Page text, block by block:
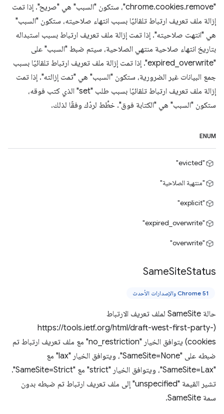
"chrome.cookies.remove"، ستكون "السبب" هي "صريح". إذا تمت
إزالة ملف تعريف ارتباط تلقائيًا بسبب انتهاء صلاحيته، ستكون "السبب"
هي "انتهت صلاحيته". إذا تمت إزالة ملف تعريف ارتباط بسبب استبداله
بتاريخ انتهاء صلاحية منتهي الصلاحية، سيتم ضبط "السبب" على
"expired_overwrite". إذا تمت إزالة ملف تعريف ارتباط تلقائيًا بسبب
جمع البيانات غير الضرورية، ستكون "السبب" هي "تمت إزالته". إذا تمت
إزالة ملف تعريف ارتباط تلقائيًا بسبب طلب "set" الذي كتب فوقه،
ستكون "السبب" هي "الكتابة فوق". خطِّط لردّك وفقًا لذلك.
ENUM
"evicted"
"منتهية الصلاحية"
"explicit"
"expired_overwrite"
"overwrite"
SameSiteStatus
Chrome 51 والإصدارات الأحدث
حالة SameSite لملف تعريف الارتباط
(https://tools.ietf.org/html/draft-west-first-party-
cookies) يتوافق الخيار "no_restriction" مع ملف تعريف ارتباط تم
ضبطه على "SameSite=None"، ويتوافق الخيار "lax" مع
"SameSite=Lax"، ويتوافق الخيار "strict" مع "SameSite=Strict".
تشير القيمة "unspecified" إلى ملف تعريف ارتباط تم ضبطه بدون
سمة SameSite.